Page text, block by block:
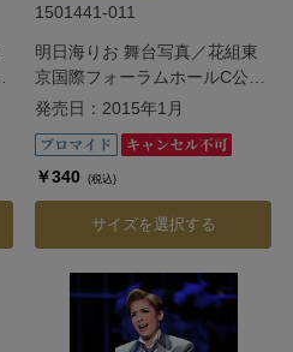
1501441-011
明日海りお 舞台写真／花組東
京国際フォーラムホールC公演
『Ernest in Love』
発売日：2015年1月
￥340 (税込)
サイズを選択する